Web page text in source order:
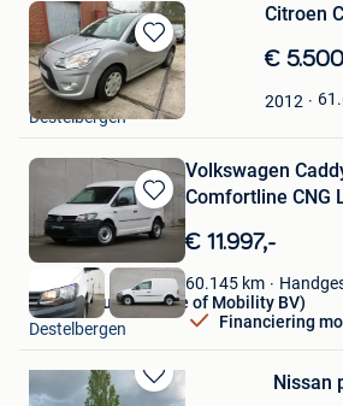
Bewaren
in
Mijn
Favorieten
Citroen
€
2012
Autohandel Flor
Destelbergen
Bewaren
in
Favorieten
Volkswagen
Comfortline CNG
€ 11.997,-
60.145 km
Financiering
Debersaques (House of Mobility BV)
Destelbergen
Bewaren
Nissan